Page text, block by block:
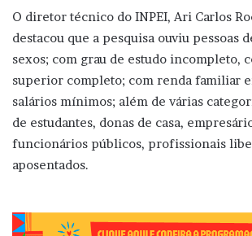
O diretor técnico do INPEI, Ari Carlos
destacou que a pesquisa ouviu pessoas
sexos; com grau de estudo incompleto,
superior completo; com renda familiar
salários mínimos; além de várias
de estudantes, donas de casa,
funcionários públicos, profissionais
aposentados.